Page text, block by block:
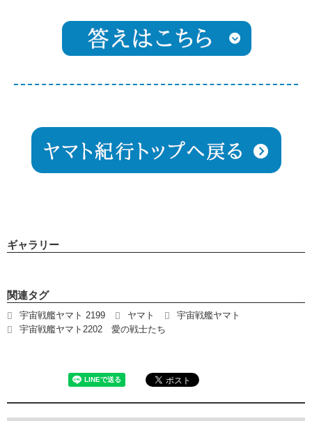
ギャラリー
関連タグ
宇宙戦艦ヤマト 2199 ヤマト
宇宙戦艦ヤマト
宇宙戦艦ヤマト2202 愛の戦士たち